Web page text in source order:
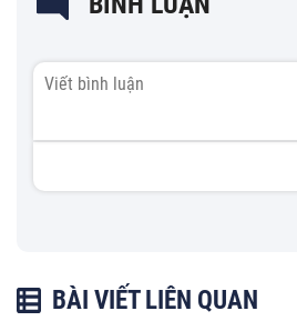
BÀI VIẾT LIÊN QUAN